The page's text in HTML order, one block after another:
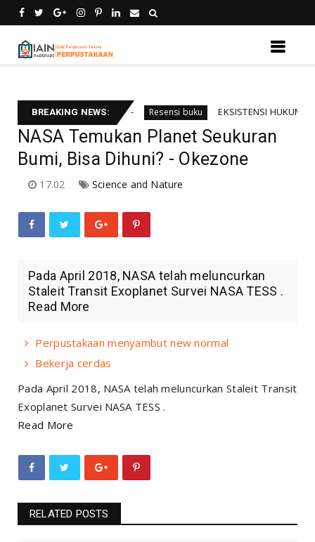
BREAKING NEWS:
kebali informsi Resensi buku EKSISTENSI HUKUM
NASA Temukan Planet Seukuran
Bumi, Bisa Dihuni? - Okezone
17.02 Science and Nature
Pada April 2018, NASA telah meluncurkan
Staleit Transit Exoplanet Survei NASA TESS .
Read More
Perpustakaan menyambut new normal
Bekerja cerdas
Pada April 2018, NASA telah meluncurkan Staleit Transit
Exoplanet Survei NASA TESS .
Read More
RELATED POSTS